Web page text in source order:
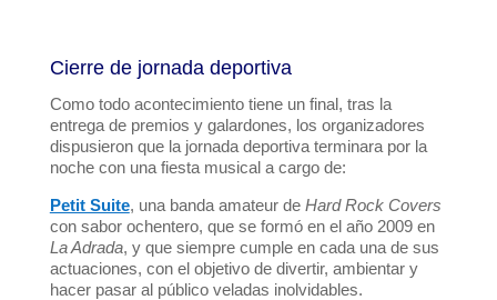
Cierre de jornada deportiva
Como todo acontecimiento tiene un final, tras la
entrega de premios y galardones, los organizadores
dispusieron que la jornada deportiva terminara por la
noche con una fiesta musical a cargo de:
Petit Suite, una banda amateur de Hard Rock Covers
con sabor ochentero, que se formó en el año 2009 en
La Adrada, y que siempre cumple en cada una de sus
actuaciones, con el objetivo de divertir, ambientar y
hacer pasar al público veladas inolvidables.